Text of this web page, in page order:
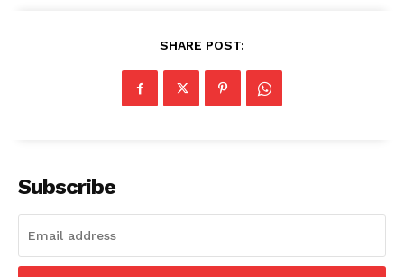
SHARE POST:
Subscribe